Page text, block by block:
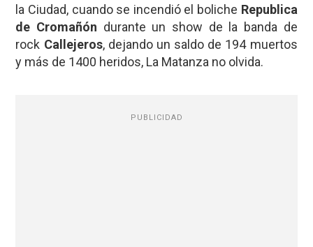
la Ciudad, cuando se incendió el boliche Republica
de Cromañón durante un show de la banda de
rock Callejeros, dejando un saldo de 194 muertos
y más de 1400 heridos, La Matanza no olvida.
PUBLICIDAD